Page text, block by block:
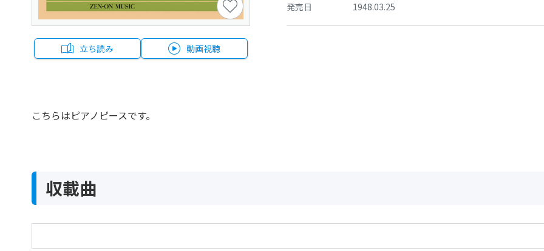
立ち読み 動画視聴
発売日
1948.03.25
こちらはピアノピースです。
収載曲